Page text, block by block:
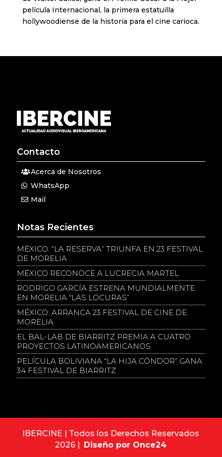
película Internacional, la primera estatuilla
hollywoodiense de la historia para el cine carioca.
Contacto
Acerca de Nosotros
WhatsApp
Mail
Notas Recientes
MÉXICO: “LA RESERVA” TRIUNFA EN 23 FESTIVAL
DE MORELIA
MÉXICO RECONOCE A LUCRECIA MARTEL
RODRIGO GARCÍA ESTRENA MUNDIALMENTE
EN MORELIA “LAS LOCURAS”
MÉXICO: ARRANCA 23 FESTIVAL DE CINE DE
MORELIA
EL BAL-LAB DE BIARRITZ PREMIA A CUATRO
PROYECTOS LATINOAMERICANOS
PELÍCULA BOLIVIANA “LA HIJA CÓNDOR” GANA
34 FESTIVAL DE BIARRITZ
IBERCINE | Todos los Derechos Reservados
2026 | Diseño por Once24